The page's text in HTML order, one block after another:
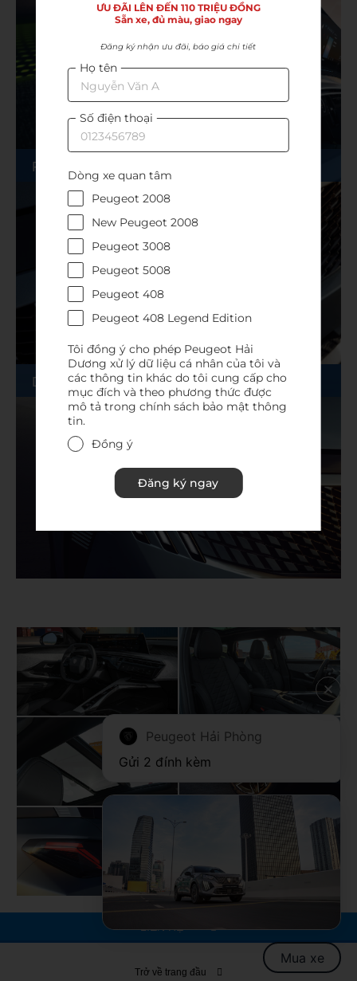
DRIVING SENSATIONS
FRENCH CHARISMA
FRENCH CHARISMA
DESIGNED TO LAST
LIÊN HỆ
Trở về trang đầu
ƯU ĐÃI LÊN ĐẾN 110 TRIỆU ĐỒNG
Sẵn xe, đủ màu, giao ngay
Đăng ký nhận ưu đãi, báo giá chi tiết
Họ tên
Số điện thoại
Dòng xe quan tâm
Peugeot 2008
New Peugeot 2008
Peugeot 3008
Peugeot 5008
Peugeot 408
Peugeot 408 Legend Edition
Tôi đồng ý cho phép Peugeot Hải
Dương xử lý dữ liệu cá nhân của tôi và
các thông tin khác do tôi cung cấp cho
mục đích và theo phương thức được
mô tả trong chính sách bảo mật thông
tin.
Đồng ý
Đăng ký ngay
Peugeot Hải Phòng
Gửi 2 đính kèm
Mua xe